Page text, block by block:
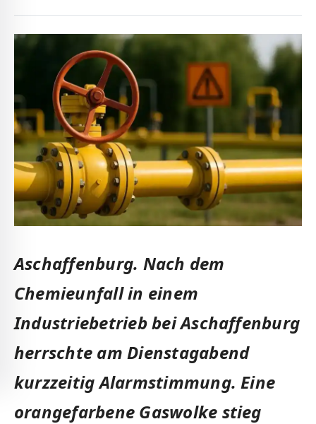
Aschaffenburg. Nach dem
Chemieunfall in einem
Industriebetrieb bei Aschaffenburg
herrschte am Dienstagabend
kurzzeitig Alarmstimmung. Eine
orangefarbene Gaswolke stieg